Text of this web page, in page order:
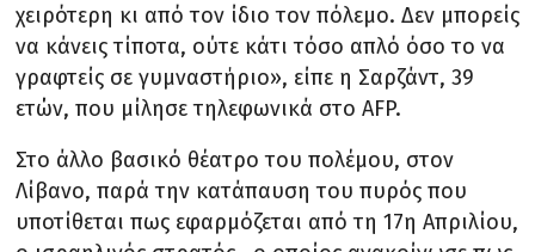
χειρότερη κι από τον ίδιο τον πόλεμο. Δεν μπορείς
να κάνεις τίποτα, ούτε κάτι τόσο απλό όσο το να
γραφτείς σε γυμναστήριο», είπε η Σαρζάντ, 39
ετών, που μίλησε τηλεφωνικά στο AFP.
Στο άλλο βασικό θέατρο του πολέμου, στον
Λίβανο, παρά την κατάπαυση του πυρός που
υποτίθεται πως εφαρμόζεται από τη 17η Απριλίου,